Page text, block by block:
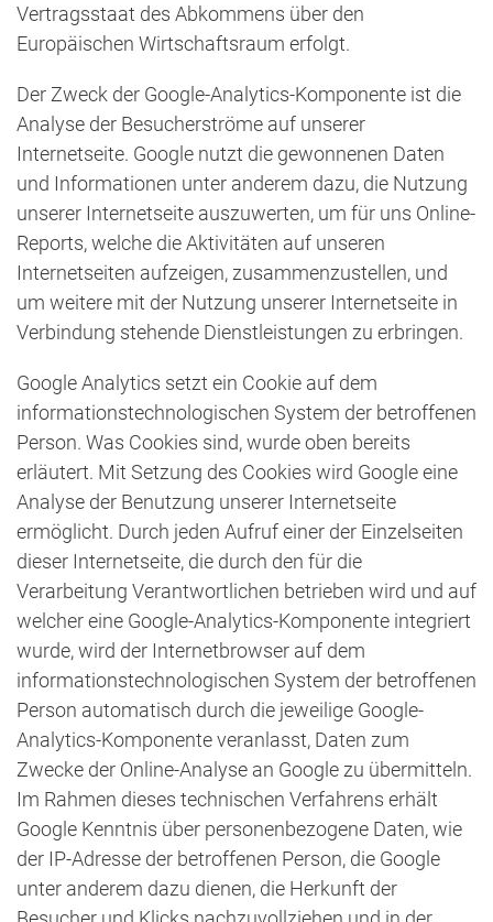
Vertragsstaat des Abkommens über den
Europäischen Wirtschaftsraum erfolgt.
Der Zweck der Google-Analytics-Komponente ist die
Analyse der Besucherströme auf unserer
Internetseite. Google nutzt die gewonnenen Daten
und Informationen unter anderem dazu, die Nutzung
unserer Internetseite auszuwerten, um für uns Online-
Reports, welche die Aktivitäten auf unseren
Internetseiten aufzeigen, zusammenzustellen, und
um weitere mit der Nutzung unserer Internetseite in
Verbindung stehende Dienstleistungen zu erbringen.
Google Analytics setzt ein Cookie auf dem
informationstechnologischen System der betroffenen
Person. Was Cookies sind, wurde oben bereits
erläutert. Mit Setzung des Cookies wird Google eine
Analyse der Benutzung unserer Internetseite
ermöglicht. Durch jeden Aufruf einer der Einzelseiten
dieser Internetseite, die durch den für die
Verarbeitung Verantwortlichen betrieben wird und auf
welcher eine Google-Analytics-Komponente integriert
wurde, wird der Internetbrowser auf dem
informationstechnologischen System der betroffenen
Person automatisch durch die jeweilige Google-
Analytics-Komponente veranlasst, Daten zum
Zwecke der Online-Analyse an Google zu übermitteln.
Im Rahmen dieses technischen Verfahrens erhält
Google Kenntnis über personenbezogene Daten, wie
der IP-Adresse der betroffenen Person, die Google
unter anderem dazu dienen, die Herkunft der